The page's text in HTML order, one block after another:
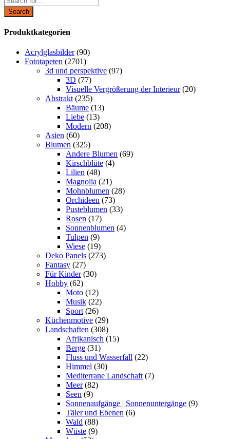
Search
Produktkategorien
Acrylglasbilder (90)
Fototapeten (2701)
3d und perspektive (97)
3D (77)
Visuelle Vergrößerung der Interieur (20)
Abstrakt (235)
Bäume (13)
Liebe (13)
Modern (208)
Asien (60)
Blumen (325)
Andere Blumen (69)
Kirschblüte (4)
Lilien (48)
Magnolia (21)
Mohnblumen (28)
Orchideen (73)
Pusteblumen (33)
Rosen (17)
Sonnenblumen (4)
Tulpen (9)
Wiese (19)
Deko Panels (273)
Fantasy (27)
Für Kinder (30)
Hobby (62)
Moto (12)
Musik (22)
Sport (26)
Küchenmotive (29)
Landschaften (308)
Afrikanisch (15)
Berge (31)
Fluss und Wasserfall (22)
Himmel (30)
Mediterrane Landschaft (7)
Meer (82)
Seen (9)
Sonnenaufgänge | Sonnenuntergänge (9)
Täler und Ebenen (6)
Wald (88)
Wüste (9)